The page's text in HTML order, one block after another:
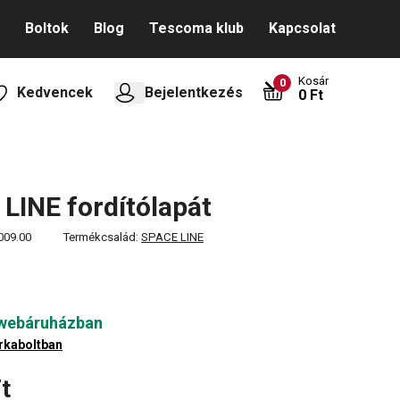
Boltok Blog Tescoma klub Kapcsolat
Kedvencek Bejelentkezés
0 Kosár
0 Ft
LINE fordítólapát
Termékcsalád: SPACE LINE